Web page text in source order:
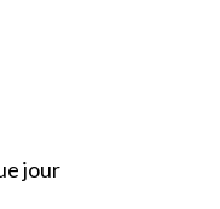
jour